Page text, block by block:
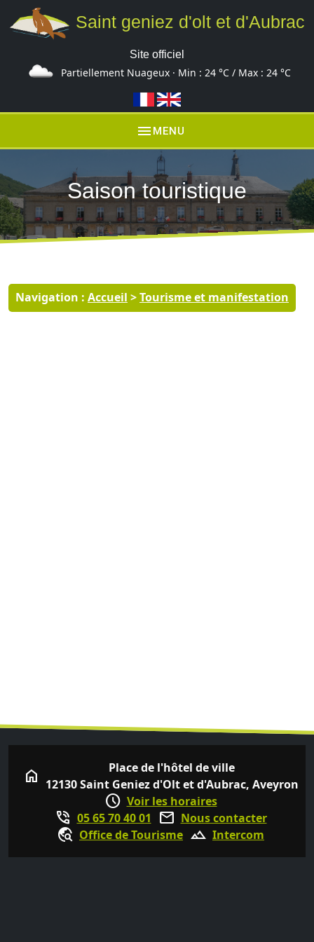
Saint geniez d'olt et d'Aubrac
Site officiel
Partiellement Nuageux · Min : 24 °C / Max : 24 °C
menu MENU
Saison touristique
Navigation : Accueil >Tourisme et manifestation
home
Place de l'hôtel de ville
12130 Saint Geniez d'Olt et d'Aubrac, Aveyron
schedule Voir les horaires
phone_in_talk 05 65 70 40 01 mail Nous contacter
travel_explore Office de Tourisme terrain Intercom